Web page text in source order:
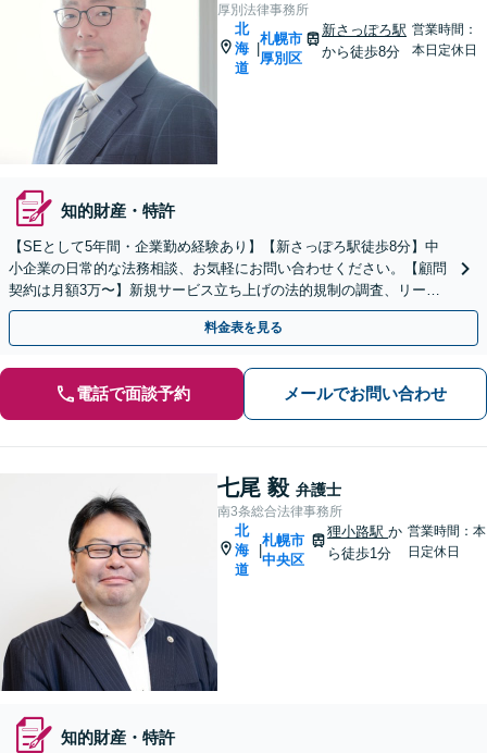
厚別法律事務所
北
海
道
札幌市
厚別区
新さっぽろ駅
から徒歩8分
営業時間：
本日定休日
知的財産・特許
【SEとして5年間・企業勤め経験あり】【新さっぽろ駅徒歩8分】中
小企業の日常的な法務相談、お気軽にお問い合わせください。【顧問
契約は月額3万〜】新規サービス立ち上げの法的規制の調査、リーガ
ルチェックも対応。【初回相談無料】
料金表を見る
電話で面談予約 メールでお問い合わせ
七尾 毅 弁護士
南3条総合法律事務所
北
海
道
札幌市
中央区
狸小路駅か
ら徒歩1分
営業時間：本
日定休日
知的財産・特許